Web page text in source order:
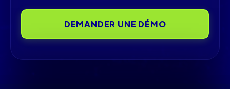
DEMANDER UNE DÉMO